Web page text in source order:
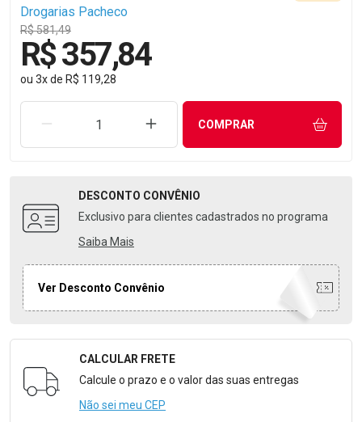
Drogarias Pacheco
R$ 581,49
R$ 357,84
ou 3xde R$ 119,28
REMOVER UMA UNIDADEAUMENTAR UMA UNIDADE
COMPRAR
DESCONTO CONVÊNIO
Exclusivo para clientes cadastrados no programa
Saiba Mais
Ver Desconto Convênio
Formulário para Calcular o Frete
CALCULAR FRETE
Calcule o prazo e o valor das suas entregas
Não sei meu CEP